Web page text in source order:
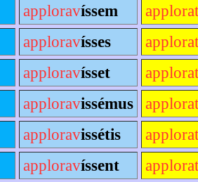
apploravíssem applorat
apploravísses applorat
apploravísset applorat
apploravissémus applorat
apploravissétis applorat
apploravíssent applorat